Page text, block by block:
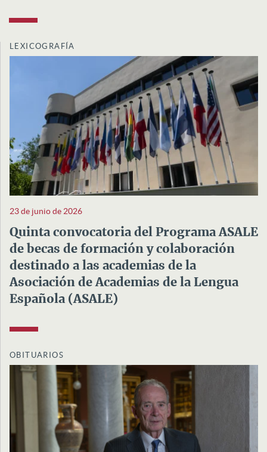
LEXICOGRAFÍA
23 de junio de 2026
Quinta convocatoria del Programa ASALE
de becas de formación y colaboración
destinado a las academias de la
Asociación de Academias de la Lengua
Española (ASALE)
OBITUARIOS